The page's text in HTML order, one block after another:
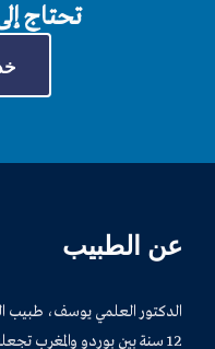
تحتاج
عن الطبيب
الدكتور العلمي يوسف، طبيب
12 سنة بين بوردو والمغرب